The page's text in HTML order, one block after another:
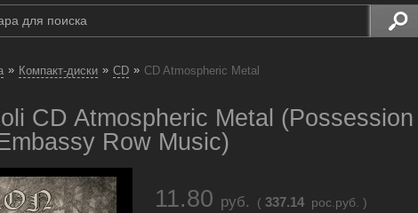
» Компакт-диски » CD » CD Atmospheric Metal
CD Atmospheric Metal (Possession
Row Music)
11.80 руб. ( 337.14 рос.руб. )